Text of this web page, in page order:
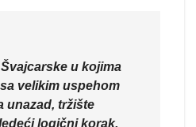
u kojima
velikim uspehom
unazad, tržište
logični korak.